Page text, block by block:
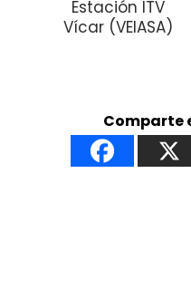
Estación ITV
Vícar (VEIASA)
Comparte